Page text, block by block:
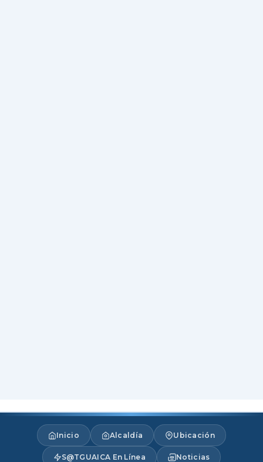
Inicio Alcaldía Ubicación
S@TGUAICA En Línea Noticias